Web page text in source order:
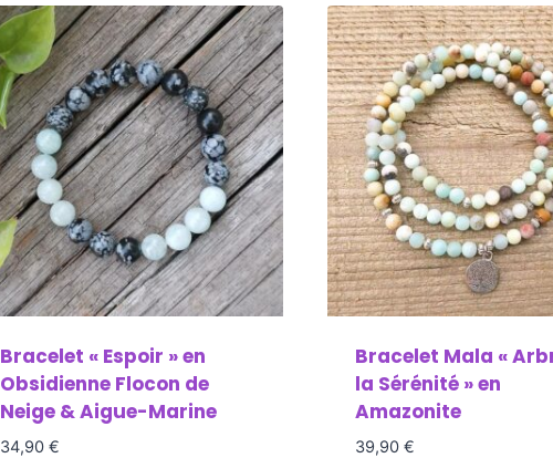
Bracelet « Espoir » en
Obsidienne Flocon de
Neige & Aigue-Marine
34,90 €
Bracelet Mala «
la Sérénité » en
Amazonite
39,90 €